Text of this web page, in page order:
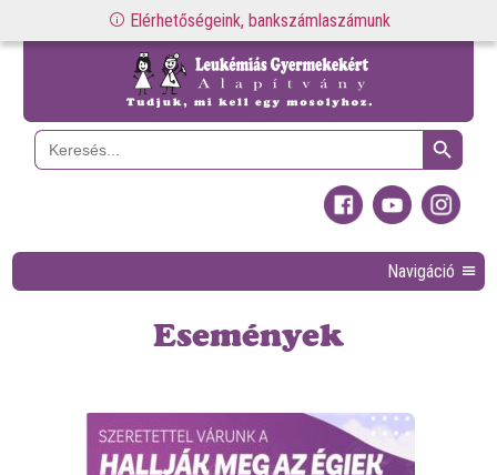
Elérhetőségeink, bankszámlaszámunk
Search
for:
Search Button
Navigáció
Események